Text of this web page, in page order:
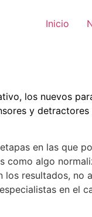
Inicio
los nuevos
y
en las que
algo
resultados, no
en el